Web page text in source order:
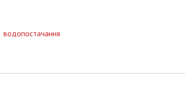
водопостачання